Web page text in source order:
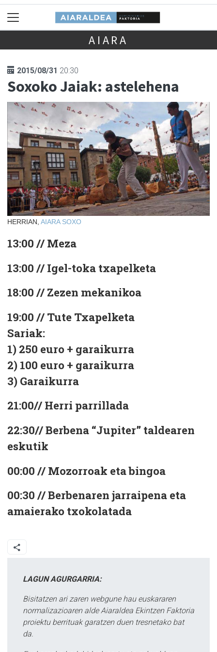
AIARA
2015/08/31 20:30
Soxoko Jaiak: astelehena
HERRIAN, AIARA SOXO
13:00 // Meza
13:00 // Igel-toka txapelketa
18:00 // Zezen mekanikoa
19:00 // Tute Txapelketa
Sariak:
1) 250 euro + garaikurra
2) 100 euro + garaikurra
3) Garaikurra
21:00// Herri parrillada
22:30// Berbena “Jupiter” taldearen
eskutik
00:00 // Mozorroak eta bingoa
00:30 // Berbenaren jarraipena eta
amaierako txokolatada
LAGUN AGURGARRIA:
Bisitatzen ari zaren webgune hau euskararen
normalizazioaren alde Aiaraldea Ekintzen Faktoria
proiektu berrituak garatzen duen tresnetako bat
da.